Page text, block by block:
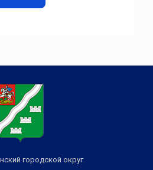
городской округ